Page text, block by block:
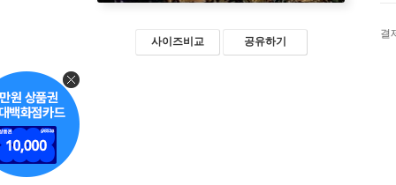
사이즈비교 공유하기
결